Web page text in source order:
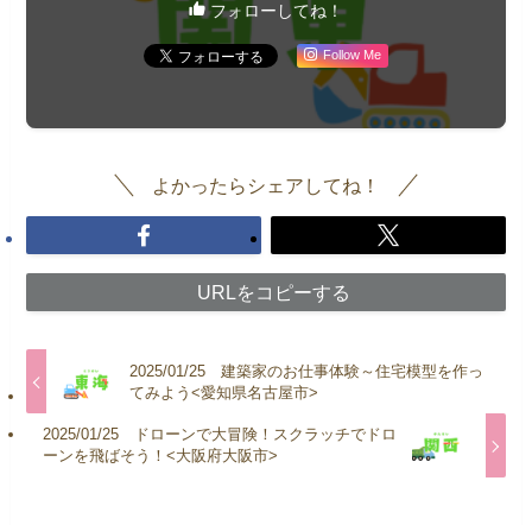
フォローしてね！
Follow Me
よかったらシェアしてね！
URLをコピーする
2025/01/25 建築家のお仕事体験～住宅模型を作っ
てみよう<愛知県名古屋市>
2025/01/25 ドローンで大冒険！スクラッチでドロ
ーンを飛ばそう！<大阪府大阪市>